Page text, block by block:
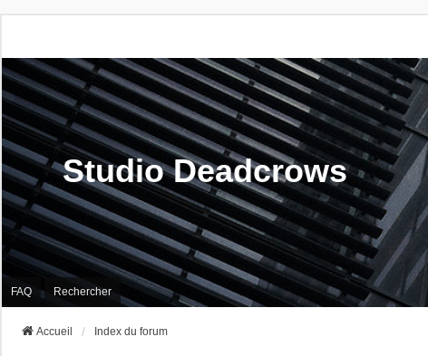
Studio Deadcrows
FAQ Rechercher
Accueil Index du forum